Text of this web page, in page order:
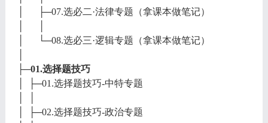
│ ├─07.选必二·法律专题（拿课本做笔记）
│ └─08.选必三·逻辑专题（拿课本做笔记）
├─01.选择题技巧
│ ├─01.选择题技巧-中特专题
│ ├─02.选择题技巧-政治专题